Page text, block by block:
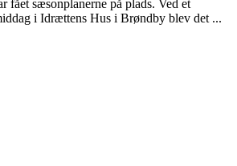
fået sæsonplanerne på plads. Ved et
i Idrættens Hus i Brøndby blev det ...